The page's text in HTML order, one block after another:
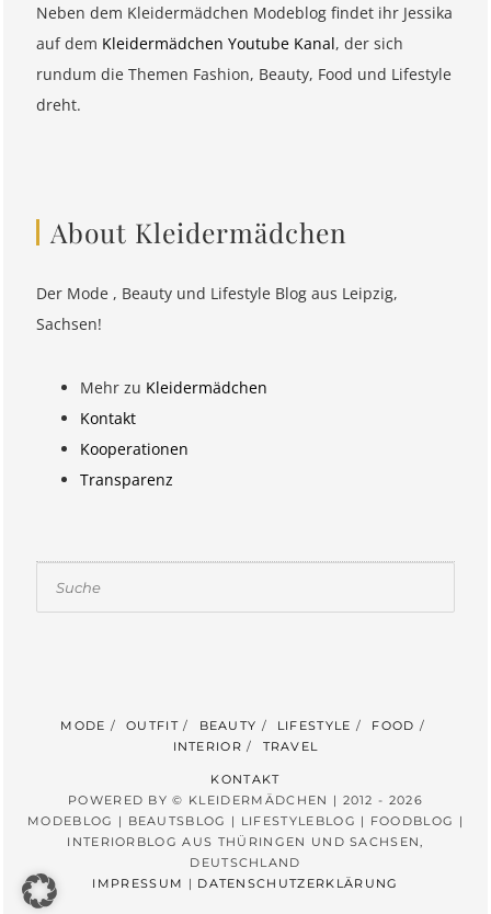
Neben dem Kleidermädchen Modeblog findet ihr Jessika
auf dem Kleidermädchen Youtube Kanal, der sich
rundum die Themen Fashion, Beauty, Food und Lifestyle
dreht.
About Kleidermädchen
Der Mode , Beauty und Lifestyle Blog aus Leipzig,
Sachsen!
Mehr zu Kleidermädchen
Kontakt
Kooperationen
Transparenz
MODE OUTFIT BEAUTY LIFESTYLE
FOOD
INTERIOR
TRAVEL
KONTAKT
POWERED BY © KLEIDERMÄDCHEN | 2012 - 2026
MODEBLOG | BEAUTSBLOG | LIFESTYLEBLOG | FOODBLOG |
INTERIORBLOG AUS THÜRINGEN UND SACHSEN,
DEUTSCHLAND
IMPRESSUM | DATENSCHUTZERKLÄRUNG